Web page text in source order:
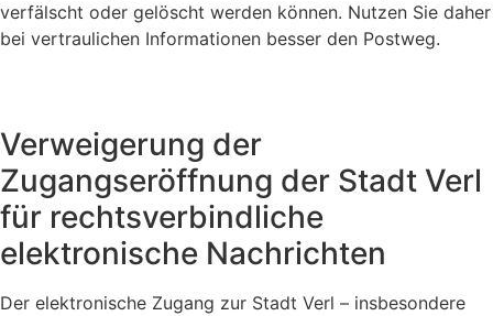
verfälscht oder gelöscht werden können. Nutzen Sie daher
bei vertraulichen Informationen besser den Postweg.
Verweigerung der
Zugangseröffnung der Stadt Verl
für rechtsverbindliche
elektronische Nachrichten
Der elektronische Zugang zur Stadt Verl – insbesondere